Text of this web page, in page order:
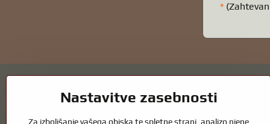
*
Nastavitve zasebnosti
Za izboljšanje vašega obiska te spletne strani, analizo njene